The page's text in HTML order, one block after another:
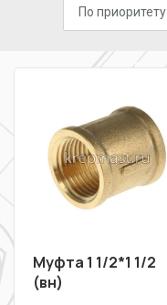
По приоритету
Муфта 1 1/2*1 1/2
(вн)